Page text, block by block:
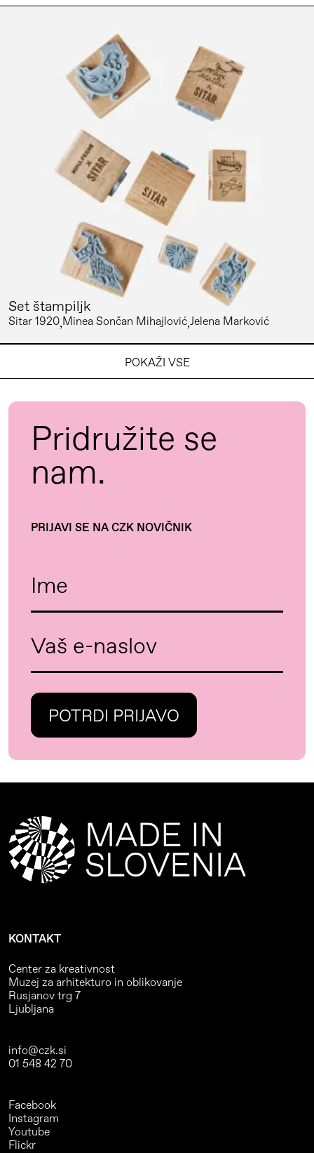
Set štampiljk
Sitar 1920 Minea Sončan Mihajlović Jelena Marković
POKAŽI VSE
Pridružite se
nam.
PRIJAVI SE NA CZK NOVIČNIK
KONTAKT
Center za kreativnost
Muzej za arhitekturo in oblikovanje
Rusjanov trg 7
Ljubljana
info@czk.si
01 548 42 70
Facebook
Instagram
Youtube
Flickr